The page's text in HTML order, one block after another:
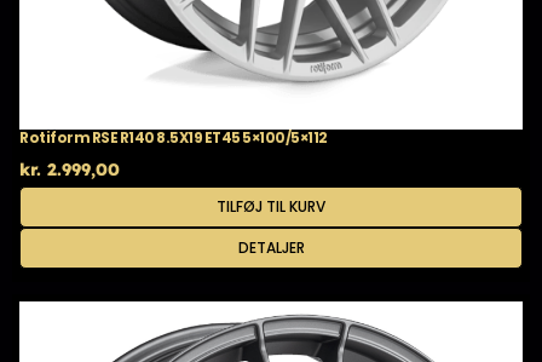
Rotiform RSE R140 8.5X19 ET45 5×100/5×112
kr. 2.999,00
TILFØJ TIL KURV
DETALJER